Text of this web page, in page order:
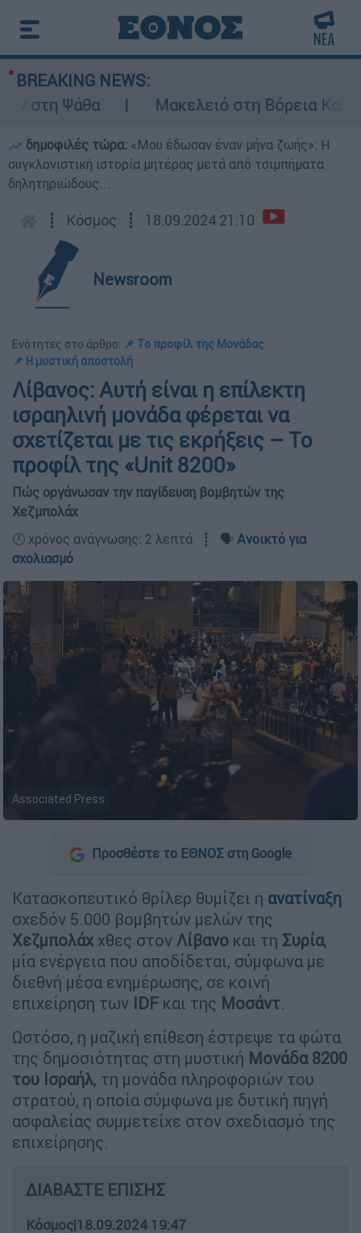
BREAKING NEWS:
Ψάθα
Μακελειό στη Βόρεια
δημοφιλές τώρα: «Μου έδωσαν έναν μήνα ζωής»: Η
συγκλονιστική ιστορία μητέρας μετά από τσιμπήματα
δηλητηριώδους...
┋ Κόσμος ┋ 18.09.2024 21:10
Newsroom
Ενότητες στο άρθρο: 📌 Το προφίλ της Μονάδας
📌 Η μυστική αποστολή
Λίβανος: Αυτή είναι η επίλεκτη
ισραηλινή μονάδα φέρεται να
σχετίζεται με τις εκρήξεις – Το
προφίλ της «Unit 8200»
Πώς οργάνωσαν την παγίδευση βομβητών της
Χεζμπολάχ
🕛 χρόνος ανάγνωσης: 2 λεπτά ┋ 🗣️ Ανοικτό για
σχολιασμό
Associated Press
Προσθέστε το ΕΘΝΟΣ στη Google
Κατασκοπευτικό θρίλερ θυμίζει η ανατίναξη
σχεδόν 5.000 βομβητών μελών της
Χεζμπολάχ χθες στον Λίβανο και τη Συρία,
μία ενέργεια που αποδίδεται, σύμφωνα με
διεθνή μέσα ενημέρωσης, σε κοινή
επιχείρηση των IDF και της Μοσάντ.
Ωστόσο, η μαζική επίθεση έστρεψε τα φώτα
της δημοσιότητας στη μυστική Μονάδα 8200
του Ισραήλ, τη μονάδα πληροφοριών του
στρατού, η οποία σύμφωνα με δυτική πηγή
ασφαλείας συμμετείχε στον σχεδιασμό της
επιχείρησης.
ΔΙΑΒΑΣΤΕ ΕΠΙΣΗΣ
Κόσμος|18.09.2024 19:47